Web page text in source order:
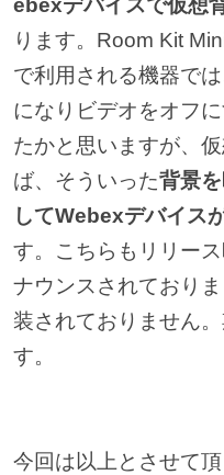
ebexデバイスで仮想
ります。Room Kit
で利用される機器で
になりビデオをオフ
たかと思いますが、
ば、そういった背景
してWebexデバイス
す。こちらもリリー
ナウンスされており
装されておりません
す。
今回は以上とさせて